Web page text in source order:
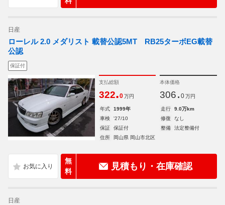
日産
ローレル 2.0 メダリスト 載替公認5MT RB25ターボEG載替
公認
保証付
支払総額
322.0 万円
本体価格
306. 0 万円
年式 1999年 走行
9.0万km
車検
'27/10 修復
なし
保証
保証付 整備
法定整備付
住所
岡山県 岡山市北区
無
料
見積もり・在庫確認
日産